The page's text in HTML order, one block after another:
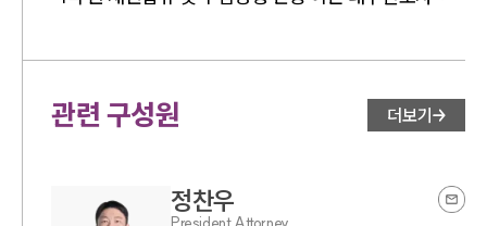
관련 구성원 더보기
정찬우